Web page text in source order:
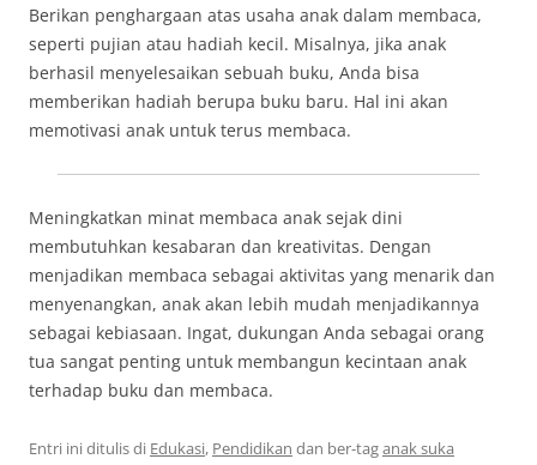
Berikan penghargaan atas usaha anak dalam membaca,
seperti pujian atau hadiah kecil. Misalnya, jika anak
berhasil menyelesaikan sebuah buku, Anda bisa
memberikan hadiah berupa buku baru. Hal ini akan
memotivasi anak untuk terus membaca.
Meningkatkan minat membaca anak sejak dini
membutuhkan kesabaran dan kreativitas. Dengan
menjadikan membaca sebagai aktivitas yang menarik dan
menyenangkan, anak akan lebih mudah menjadikannya
sebagai kebiasaan. Ingat, dukungan Anda sebagai orang
tua sangat penting untuk membangun kecintaan anak
terhadap buku dan membaca.
Entri ini ditulis di Edukasi, Pendidikan dan ber-taganak suka